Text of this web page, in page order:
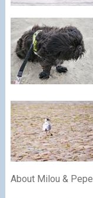
About Milou & Pepe